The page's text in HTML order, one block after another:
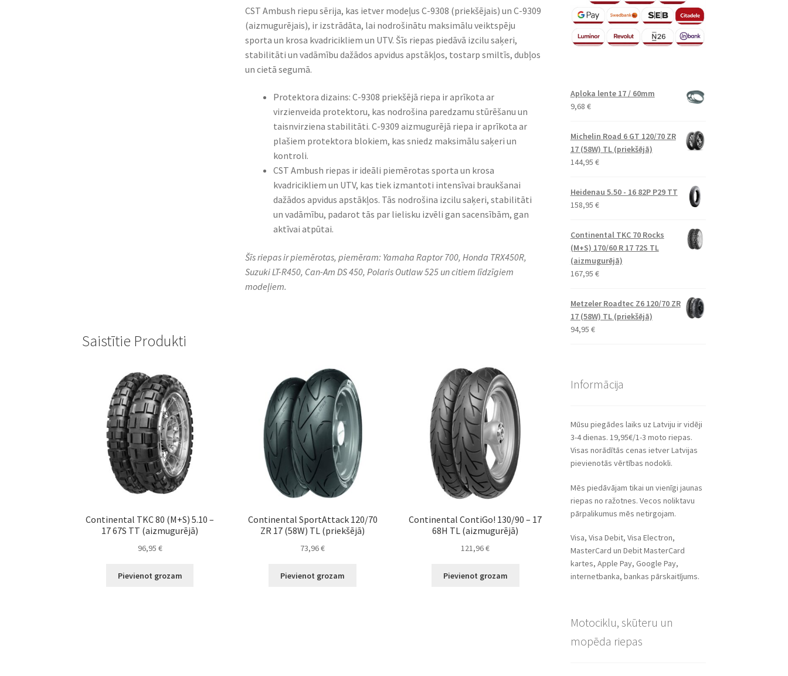
CST Ambush riepu sērija, kas ietver modeļus C-9308 (priekšējais) un C-9309
(aizmugurējais), ir izstrādāta, lai nodrošinātu maksimālu veiktspēju
sporta un krosa kvadricikliem un UTV. Šīs riepas piedāvā izcilu saķeri,
stabilitāti un vadāmību dažādos apvidus apstākļos, tostarp smiltīs, dubļos
un cietā segumā.
Protektora dizains: C-9308 priekšējā riepa ir aprīkota ar
virzienveida protektoru, kas nodrošina paredzamu stūrēšanu un
taisnvirziena stabilitāti. C-9309 aizmugurējā riepa ir aprīkota ar
plašiem protektora blokiem, kas sniedz maksimālu saķeri un
kontroli.
CST Ambush riepas ir ideāli piemērotas sporta un krosa
kvadricikliem un UTV, kas tiek izmantoti intensīvai braukšanai
dažādos apvidus apstākļos. Tās nodrošina izcilu saķeri, stabilitāti
un vadāmību, padarot tās par lielisku izvēli gan sacensībām, gan
aktīvai atpūtai.
Šīs riepas ir piemērotas, piemēram: Yamaha Raptor 700, Honda TRX450R,
Suzuki LT-R450, Can-Am DS 450, Polaris Outlaw 525 un citiem līdzīgiem
modeļiem.
Saistītie Produkti
Continental TKC 80 (M+S) 5.10 –
17 67S TT (aizmugurējā)
96,95 €
Pievienot grozam
Continental SportAttack 120/70
ZR 17 (58W) TL (priekšējā)
73,96€
Pievienot grozam
Continental ContiGo! 130/90 – 17
68H TL (aizmugurējā)
121,96€
Pievienot grozam
Aploka lente 17 / 60mm
9,68 €
Michelin Road 6 GT 120/70 ZR
17 (58W) TL (priekšējā)
144,95 €
Heidenau 5.50 - 16 82P P29 TT
158,95 €
Continental TKC 70 Rocks
(M+S) 170/60 R 17 72S TL
(aizmugurējā)
167,95 €
Metzeler Roadtec Z6 120/70 ZR
17 (58W) TL (priekšējā)
94,95 €
Informācija
Mūsu piegādes laiks uz Latviju ir vidēji
3-4 dienas. 19,95€/1-3 moto riepas.
Visas norādītās cenas ietver Latvijas
pievienotās vērtības nodokli.
Mēs piedāvājam tikai un vienīgi jaunas
riepas no ražotnes. Vecos noliktavu
pārpalikumus mēs netirgojam.
Visa, Visa Debit, Visa Electron,
MasterCard un Debit MasterCard
kartes, Apple Pay, Google Pay,
internetbanka, bankas pārskaitījums.
Motociklu, skūteru un
mopēda riepas